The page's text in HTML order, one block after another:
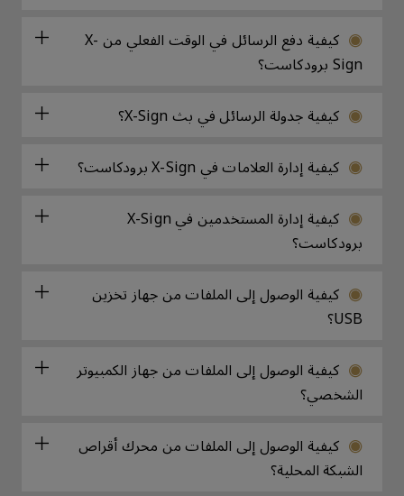
كيفية دفع الرسائل في الوقت الفعلي من X-
Sign برودكاست؟
كيفية جدولة الرسائل في بث X-Sign؟
كيفية إدارة العلامات في X-Sign برودكاست؟
كيفية إدارة المستخدمين في X-Sign
برودكاست؟
كيفية الوصول إلى الملفات من جهاز تخزين
USB؟
كيفية الوصول إلى الملفات من جهاز الكمبيوتر
الشخصي؟
كيفية الوصول إلى الملفات من محرك أقراص
الشبكة المحلية؟